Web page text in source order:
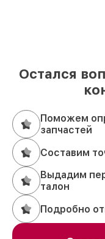
Остался
Поможем
запчастей
Составим
Выдадим
талон
Подробно